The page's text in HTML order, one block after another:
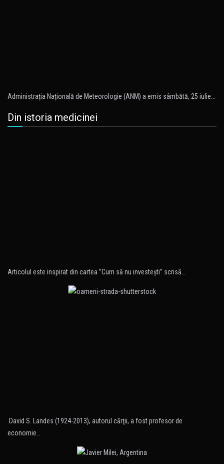
Administrația Națională de Meteorologie (ANM) a emis sâmbătă, 25 iulie…
Din istoria medicinei
Articolul este inspirat din cartea ”Cum să nu investeşti” scrisă…
David S. Landes (1924-2013), autorul cărţii, a fost profesor de
economie…